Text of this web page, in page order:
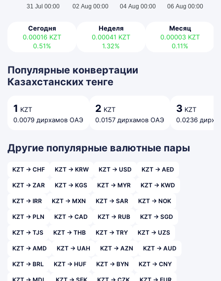
31 Jul 00:00 02 Aug 00:00 04 Aug 00:00 06 Aug 00:00
Сегодня
0.00016 KZT
0.51%
Неделя
0.00041 KZT
1.32%
Месяц
0.00003 KZT
0.11%
Популярные конвертации
Казахстанских тенге
1 KZT
0.0079 дирхамов ОАЭ
2 KZT
0.0157 дирхамов ОАЭ
3 KZT
0.0236
Другие популярные валютные пары
KZT → CHF KZT → KRW KZT → USD KZT → AED
KZT → ZAR KZT → KGS KZT → MYR KZT → KWD
KZT → IRR KZT → MXN KZT → SAR KZT → NOK
KZT → PLN KZT → CAD KZT → RUB KZT → SGD
KZT → TJS KZT → THB KZT → TRY KZT → UZS
KZT → AMD KZT → UAH KZT → AZN KZT → AUD
KZT → BRL KZT → HUF KZT → BYN KZT → CNY